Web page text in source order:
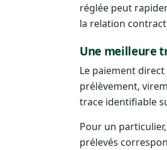
réglée peut
la relation
Une meilleure
Le paiement
prélèvement,
trace identifiable
Pour un
prélevés